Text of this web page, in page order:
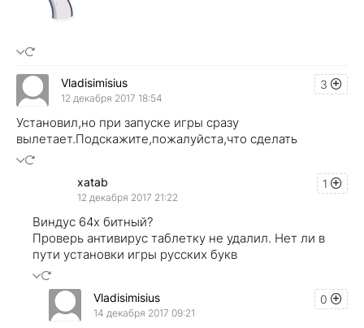
3
Vladisimisius
12 декабря 2017 18:54
Установил,но при запуске игры сразу
вылетает.Подскажите,пожалуйста,что сделать
1
xatab
12 декабря 2017 21:22
Виндус 64х битный?
Проверь антивирус таблетку не удалил. Нет ли в
пути установки игры русских букв
0
Vladisimisius
14 декабря 2017 09:21